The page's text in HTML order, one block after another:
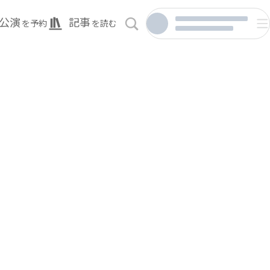
公演 を予約 記事 を読む